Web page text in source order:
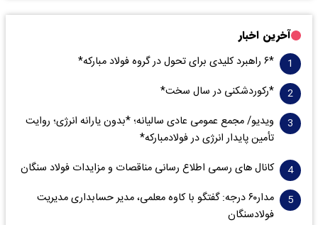
آخرین اخبار
*۶ راهبرد کلیدی برای تحول در گروه فولاد مبارکه*
*رکوردشکنی در سال سخت*
ویدیو/ مجمع عمومی عادی سالیانه؛ *بدون یارانه انرژی؛ روایت
تأمین پایدار انرژی در فولادمبارکه*
کانال های رسمی اطلاع رسانی مناقصات و مزایدات فولاد سنگان
مدار‌۶٠ درجه: گفتگو با کاوه معلمی، مدیر حسابداری مدیریت
فولادسنگان